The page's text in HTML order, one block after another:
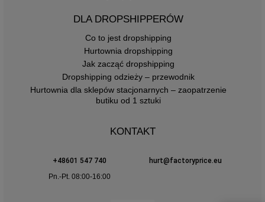
DLA DROPSHIPPERÓW
Co to jest dropshipping
Hurtownia dropshipping
Jak zacząć dropshipping
Dropshipping odzieży – przewodnik
Hurtownia dla sklepów stacjonarnych – zaopatrzenie
butiku od 1 sztuki
KONTAKT
+48601 547 740
hurt@factoryprice.eu
Pn.-Pt. 08:00-16:00